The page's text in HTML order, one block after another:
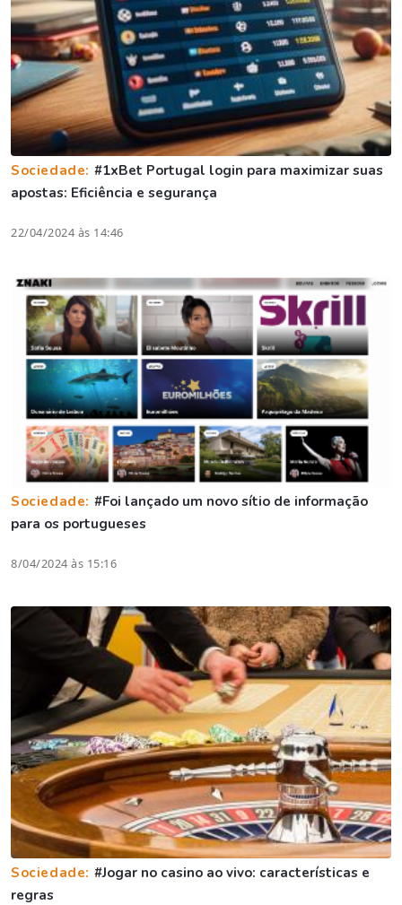
Sociedade: #1xBet Portugal login para maximizar suas
apostas: Eficiência e segurança
22/04/2024 às 14:46
Sociedade: #Foi lançado um novo sítio de informação
para os portugueses
8/04/2024 às 15:16
Sociedade: #Jogar no casino ao vivo: características e
regras